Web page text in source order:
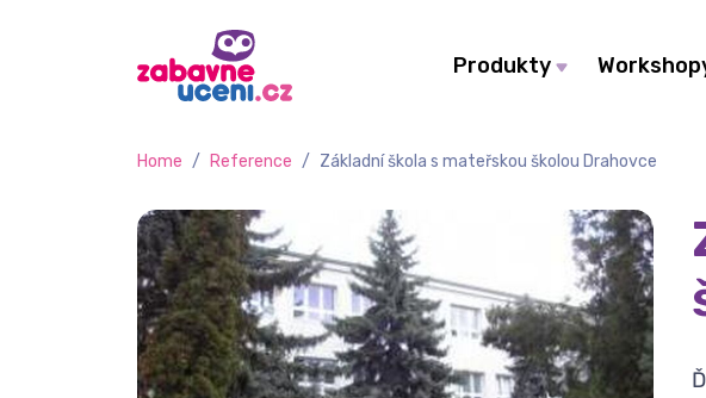
Produkty
Home / Reference / Základní škola s mateřskou školou Drahovce